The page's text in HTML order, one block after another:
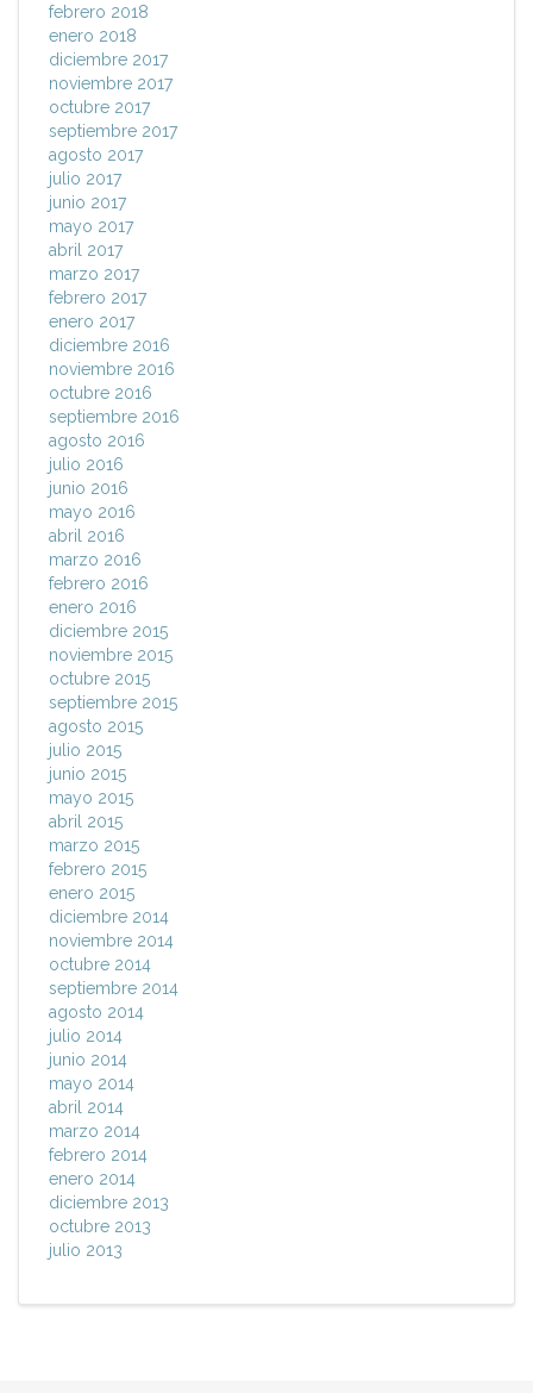
febrero 2018
enero 2018
diciembre 2017
noviembre 2017
octubre 2017
septiembre 2017
agosto 2017
julio 2017
junio 2017
mayo 2017
abril 2017
marzo 2017
febrero 2017
enero 2017
diciembre 2016
noviembre 2016
octubre 2016
septiembre 2016
agosto 2016
julio 2016
junio 2016
mayo 2016
abril 2016
marzo 2016
febrero 2016
enero 2016
diciembre 2015
noviembre 2015
octubre 2015
septiembre 2015
agosto 2015
julio 2015
junio 2015
mayo 2015
abril 2015
marzo 2015
febrero 2015
enero 2015
diciembre 2014
noviembre 2014
octubre 2014
septiembre 2014
agosto 2014
julio 2014
junio 2014
mayo 2014
abril 2014
marzo 2014
febrero 2014
enero 2014
diciembre 2013
octubre 2013
julio 2013